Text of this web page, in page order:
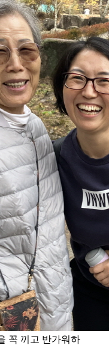
꼭 끼고 반가워하